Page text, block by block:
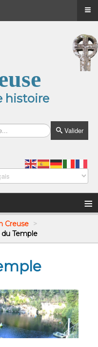
histoire
Valider
≡
Creuse >
du Temple
≡
≡